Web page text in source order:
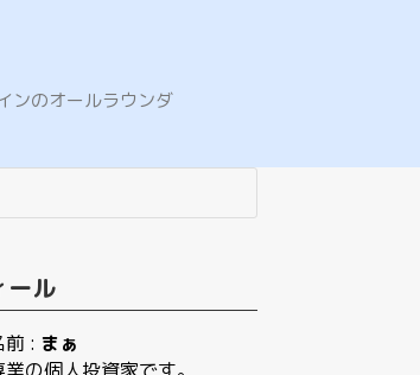
ンのオールラウンダ
ール
前 : まぁ
業の個人投資家です。